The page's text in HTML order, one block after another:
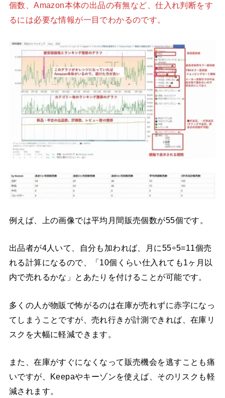
個数、Amazon本体の出品の有無など、仕入れ判断をす
るには必要な情報が一目でわかるのです。
例えば、上の画像では平均月間販売個数が55個です。
出品者が4人いて、自分も加われば、月に55÷5=11個売
れる計算になるので、「10個くらい仕入れても1ヶ月以
内で売れるかな」とあたりを付けることが可能です。
多くの人が物販で怖がるのは在庫が売れずに赤字になっ
てしまうことですが、売れ行きが計測できれば、在庫リ
スクを大幅に軽減できます。
また、在庫がすぐになくなって販売機会を逃すことも痛
いですが、Keepaやキーゾンを使えば、そのリスクも軽
減されます。